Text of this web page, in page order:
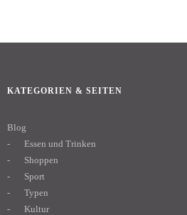
KATEGORIEN & SEITEN
Blog
Essen und Trinken
Shoppen
Sport
Typen
Kultur